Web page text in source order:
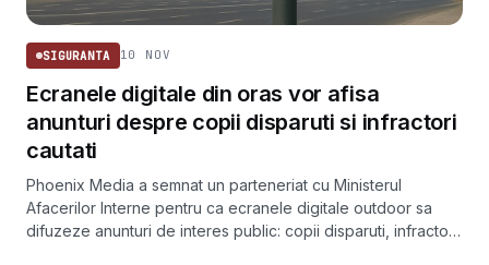
SIGURANTA 10 NOV
Ecranele digitale din oras vor afisa
anunturi despre copii disparuti si infractori
cautati
Phoenix Media a semnat un parteneriat cu Ministerul
Afacerilor Interne pentru ca ecranele digitale outdoor sa
difuzeze anunturi de interes public: copii disparuti, infractori